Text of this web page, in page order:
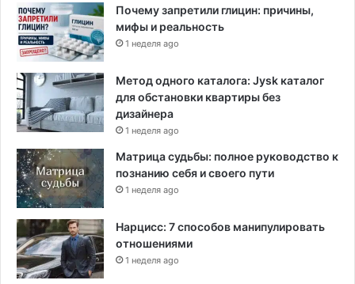
м
о
а
т
а
м
п
о
п
о
в
о
д
у
Почему запретили глицин: причины,
мифы и реальность
1 неделя ago
Метод одного каталога: Jysk каталог
для обстановки квартиры без
дизайнера
1 неделя ago
Матрица судьбы: полное руководство к
познанию себя и своего пути
1 неделя ago
Нарцисс: 7 способов манипулировать
отношениями
1 неделя ago